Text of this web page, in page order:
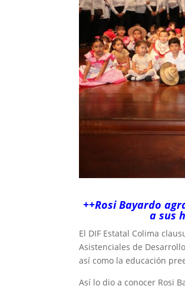
++Rosi Bayardo
a sus
El DIF Estatal Colima
Asistenciales de
así como la educación
Así lo dio a conocer Rosi